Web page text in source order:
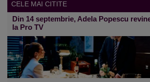
CELE MAI CITITE
Din 14 septembrie, Adela Popescu
la Pro TV